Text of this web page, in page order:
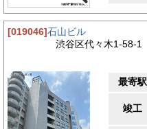
[019046]石山ビル
渋谷区代々木1-58-1
最寄駅
竣工